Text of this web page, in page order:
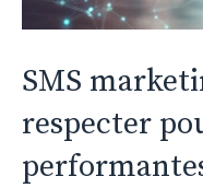
SMS
respecter